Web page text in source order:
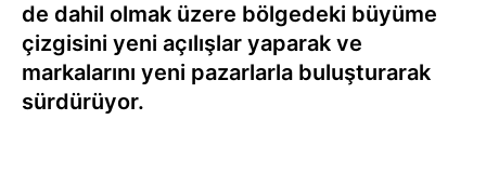
de dahil olmak üzere bölgedeki büyüme
çizgisini yeni açılışlar yaparak ve
markalarını yeni pazarlarla buluşturarak
sürdürüyor.